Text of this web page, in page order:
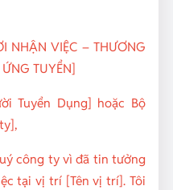
NHẬN VIỆC – THƯƠNG
TUYỂN]
Tuyển Dụng] hoặc Bộ
công ty vì đã tin tưởng
tại vị trí [Tên vị trí]. Tôi